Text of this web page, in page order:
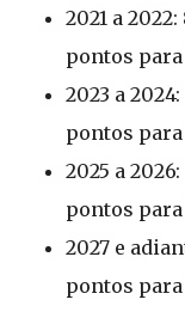
2021 a
pontos
2023 a
pontos
2025 a
pontos
2027 e
pontos